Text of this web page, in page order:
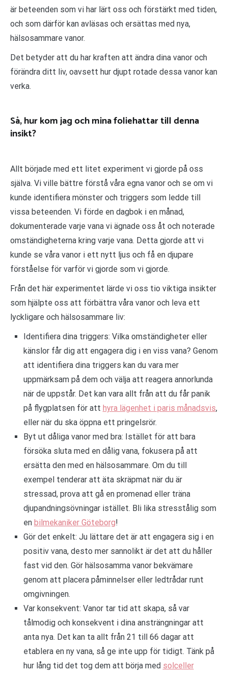
är beteenden som vi har lärt oss och förstärkt med tiden,
och som därför kan avläsas och ersättas med nya,
hälsosammare vanor.
Det betyder att du har kraften att ändra dina vanor och
förändra ditt liv, oavsett hur djupt rotade dessa vanor kan
verka.
Så, hur kom jag och mina foliehattar till denna
insikt?
Allt började med ett litet experiment vi gjorde på oss
själva. Vi ville bättre förstå våra egna vanor och se om vi
kunde identifiera mönster och triggers som ledde till
vissa beteenden. Vi förde en dagbok i en månad,
dokumenterade varje vana vi ägnade oss åt och noterade
omständigheterna kring varje vana. Detta gjorde att vi
kunde se våra vanor i ett nytt ljus och få en djupare
förståelse för varför vi gjorde som vi gjorde.
Från det här experimentet lärde vi oss tio viktiga insikter
som hjälpte oss att förbättra våra vanor och leva ett
lyckligare och hälsosammare liv:
Identifiera dina triggers: Vilka omständigheter eller
känslor får dig att engagera dig i en viss vana? Genom
att identifiera dina triggers kan du vara mer
uppmärksam på dem och välja att reagera annorlunda
när de uppstår. Det kan vara allt från att du får panik
på flygplatsen för att hyra lägenhet i paris månadsvis,
eller när du ska öppna ett pringelsrör.
Byt ut dåliga vanor med bra: Istället för att bara
försöka sluta med en dålig vana, fokusera på att
ersätta den med en hälsosammare. Om du till
exempel tenderar att äta skräpmat när du är
stressad, prova att gå en promenad eller träna
djupandningsövningar istället. Bli lika stresstålig som
en bilmekaniker Göteborg!
Gör det enkelt: Ju lättare det är att engagera sig i en
positiv vana, desto mer sannolikt är det att du håller
fast vid den. Gör hälsosamma vanor bekvämare
genom att placera påminnelser eller ledtrådar runt
omgivningen.
Var konsekvent: Vanor tar tid att skapa, så var
tålmodig och konsekvent i dina ansträngningar att
anta nya. Det kan ta allt från 21 till 66 dagar att
etablera en ny vana, så ge inte upp för tidigt. Tänk på
hur lång tid det tog dem att börja med solceller